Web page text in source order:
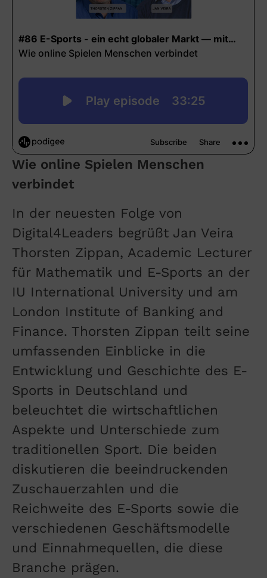
Wie online Spielen Menschen
verbindet
In der neuesten Folge von
Digital4Leaders begrüßt Jan Veira
Thorsten Zippan, Academic Lecturer
für Mathematik und E-Sports an der
IU International University und am
London Institute of Banking and
Finance. Thorsten Zippan teilt seine
umfassenden Einblicke in die
Entwicklung und Geschichte des E-
Sports in Deutschland und
beleuchtet die wirtschaftlichen
Aspekte und Unterschiede zum
traditionellen Sport. Die beiden
diskutieren die beeindruckenden
Zuschauerzahlen und die
Reichweite des E-Sports sowie die
verschiedenen Geschäftsmodelle
und Einnahmequellen, die diese
Branche prägen.